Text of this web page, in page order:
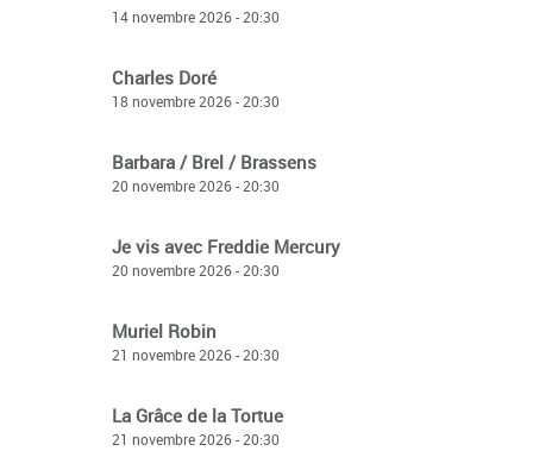
14 novembre 2026 - 20:30
Charles Doré
18 novembre 2026 - 20:30
Barbara / Brel / Brassens
20 novembre 2026 - 20:30
Je vis avec Freddie Mercury
20 novembre 2026 - 20:30
Muriel Robin
21 novembre 2026 - 20:30
La Grâce de la Tortue
21 novembre 2026 - 20:30